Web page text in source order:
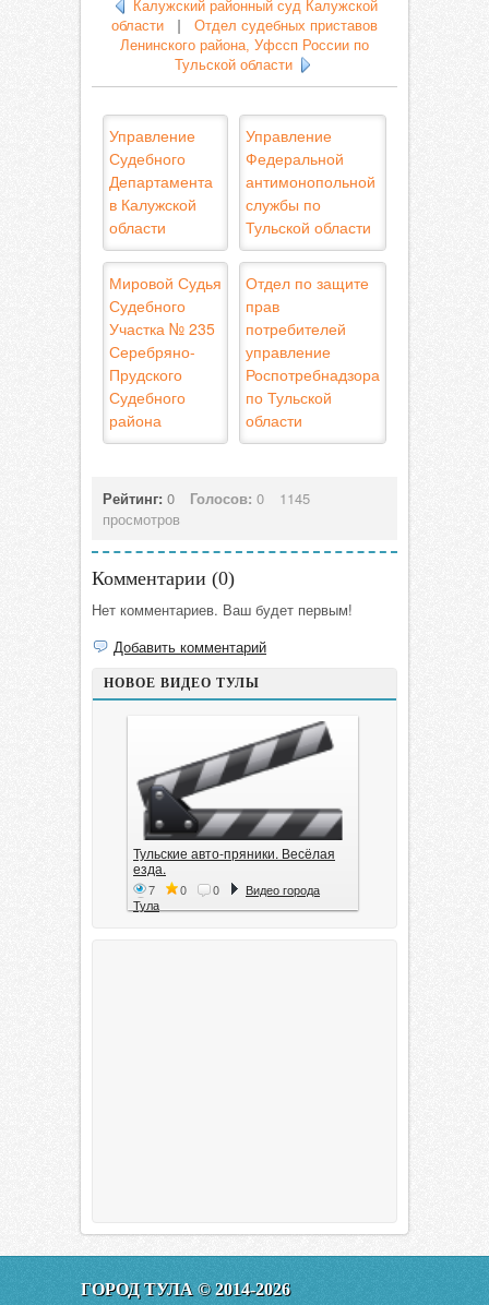
Калужский районный суд Калужской
области
Отдел судебных приставов
Ленинского района, Уфссп России по
Тульской области
Управление
Судебного
Департамента
в Калужской
области
Управление
Федеральной
антимонопольной
службы по
Тульской области
Мировой Судья
Судебного
Участка № 235
Серебряно-
Прудского
Судебного
района
Отдел по защите
прав
потребителей
управление
Роспотребнадзора
по Тульской
области
Рейтинг: 0 Голосов: 0
1145
просмотров
Комментарии (0)
Нет комментариев. Ваш будет первым!
Добавить комментарий
НОВОЕ ВИДЕО ТУЛЫ
Тульские авто-пряники. Весёлая
езда.
7 0 0
Видео города
Тула
00:20:11
Эфир от 11.01.2016 (19.35) Тула
ГОРОД ТУЛА © 2014-2026